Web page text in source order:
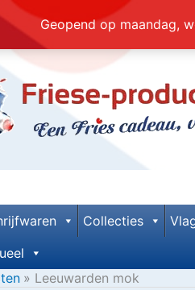
Geopend op maandag,
Collecties
Leeuwarden mok